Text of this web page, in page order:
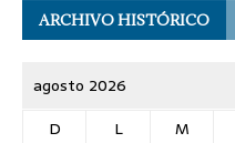
ARCHIVO HISTÓRICO
agosto 2026
D
L M